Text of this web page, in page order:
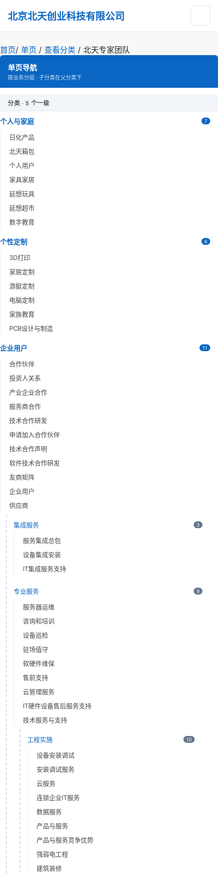
北京北天创业科技有限公司
首页/ 单页 / 查看分类 / 北天专家团队
单页导航
按业务分组 · 子分类在父分类下
分类 · 5 个一级
个人与家庭 7
日化产品
北天箱包
个人用户
家具家居
延想玩具
延想超市
数字教育
个性定制 6
3D打印
家居定制
游脡定制
电脑定制
家族教育
PCB设计与制造
企业用户 11
合作伙伴
投资人关系
产业企业合作
服务商合作
技术合作研发
申请加入合作伙伴
技术合作声明
软件技术合作研发
友商矩阵
企业用户
供应商
集成服务 3
服务集成总包
设备集成安装
IT集成服务支持
专业服务 9
服务器运维
咨询和培训
设备巡检
驻场值守
软硬件维保
售前支持
云管理服务
IT硬件设备售后服务支持
技术服务与支持
工程实施 10
设备安装调试
安装调试服务
云服务
连锁企业IT服务
数据服务
产品与服务
产品与服务竞争优势
强弱电工程
建筑装修